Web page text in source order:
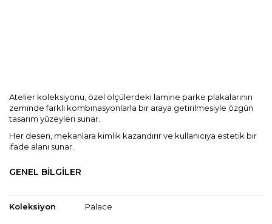
Atelier koleksiyonu, özel ölçülerdeki lamine parke plakalarının
zeminde farklı kombinasyonlarla bir araya getirilmesiyle özgün
tasarım yüzeyleri sunar.
Her desen, mekanlara kimlik kazandırır ve kullanıcıya estetik bir
ifade alanı sunar.
GENEL BİLGİLER
Koleksiyon Palace